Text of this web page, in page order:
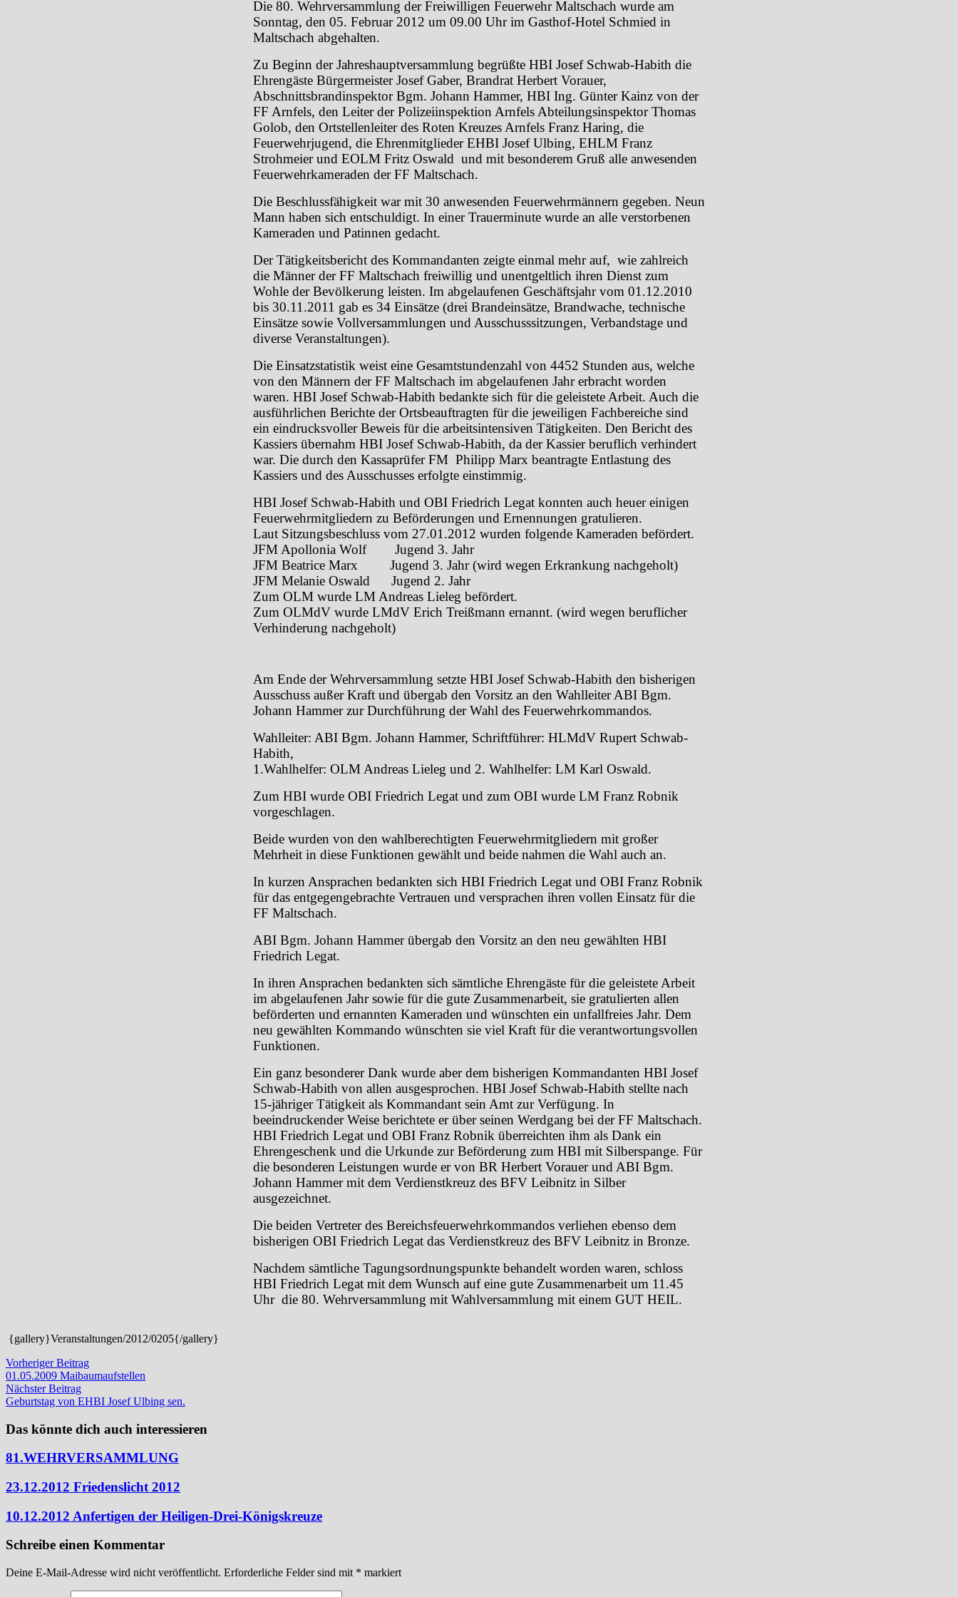
Die 80. Wehrversammlung der Freiwilligen Feuerwehr Maltschach wurde am
Sonntag, den 05. Februar 2012 um 09.00 Uhr im Gasthof-Hotel Schmied in
Maltschach abgehalten.
Zu Beginn der Jahreshauptversammlung begrüßte HBI Josef Schwab-Habith die
Ehrengäste Bürgermeister Josef Gaber, Brandrat Herbert Vorauer,
Abschnittsbrandinspektor Bgm. Johann Hammer, HBI Ing. Günter Kainz von der
FF Arnfels, den Leiter der Polizeiinspektion Arnfels Abteilungsinspektor Thomas
Golob, den Ortstellenleiter des Roten Kreuzes Arnfels Franz Haring, die
Feuerwehrjugend, die Ehrenmitglieder EHBI Josef Ulbing, EHLM Franz
Strohmeier und EOLM Fritz Oswald und mit besonderem Gruß alle anwesenden
Feuerwehrkameraden der FF Maltschach.
Die Beschlussfähigkeit war mit 30 anwesenden Feuerwehrmännern gegeben. Neun
Mann haben sich entschuldigt. In einer Trauerminute wurde an alle verstorbenen
Kameraden und Patinnen gedacht.
Der Tätigkeitsbericht des Kommandanten zeigte einmal mehr auf, wie zahlreich
die Männer der FF Maltschach freiwillig und unentgeltlich ihren Dienst zum
Wohle der Bevölkerung leisten. Im abgelaufenen Geschäftsjahr vom 01.12.2010
bis 30.11.2011 gab es 34 Einsätze (drei Brandeinsätze, Brandwache, technische
Einsätze sowie Vollversammlungen und Ausschusssitzungen, Verbandstage und
diverse Veranstaltungen).
Die Einsatzstatistik weist eine Gesamtstundenzahl von 4452 Stunden aus, welche
von den Männern der FF Maltschach im abgelaufenen Jahr erbracht worden
waren. HBI Josef Schwab-Habith bedankte sich für die geleistete Arbeit. Auch die
ausführlichen Berichte der Ortsbeauftragten für die jeweiligen Fachbereiche sind
ein eindrucksvoller Beweis für die arbeitsintensiven Tätigkeiten. Den Bericht des
Kassiers übernahm HBI Josef Schwab-Habith, da der Kassier beruflich verhindert
war. Die durch den Kassaprüfer FM Philipp Marx beantragte Entlastung des
Kassiers und des Ausschusses erfolgte einstimmig.
HBI Josef Schwab-Habith und OBI Friedrich Legat konnten auch heuer einigen
Feuerwehrmitgliedern zu Beförderungen und Ernennungen gratulieren.
Laut Sitzungsbeschluss vom 27.01.2012 wurden folgende Kameraden befördert.
JFM Apollonia Wolf
Jugend 3. Jahr
JFM Beatrice Marx
Jugend 3. Jahr (wird wegen Erkrankung nachgeholt)
JFM Melanie Oswald
Jugend 2. Jahr
Zum OLM wurde LM Andreas Lieleg befördert.
Zum OLMdV wurde LMdV Erich Treißmann ernannt. (wird wegen beruflicher
Verhinderung nachgeholt)
Am Ende der Wehrversammlung setzte HBI Josef Schwab-Habith den bisherigen
Ausschuss außer Kraft und übergab den Vorsitz an den Wahlleiter ABI Bgm.
Johann Hammer zur Durchführung der Wahl des Feuerwehrkommandos.
Wahlleiter: ABI Bgm. Johann Hammer, Schriftführer: HLMdV Rupert Schwab-
Habith,
1.Wahlhelfer: OLM Andreas Lieleg und 2. Wahlhelfer: LM Karl Oswald.
Zum HBI wurde OBI Friedrich Legat und zum OBI wurde LM Franz Robnik
vorgeschlagen.
Beide wurden von den wahlberechtigten Feuerwehrmitgliedern mit großer
Mehrheit in diese Funktionen gewählt und beide nahmen die Wahl auch an.
In kurzen Ansprachen bedankten sich HBI Friedrich Legat und OBI Franz Robnik
für das entgegengebrachte Vertrauen und versprachen ihren vollen Einsatz für die
FF Maltschach.
ABI Bgm. Johann Hammer übergab den Vorsitz an den neu gewählten HBI
Friedrich Legat.
In ihren Ansprachen bedankten sich sämtliche Ehrengäste für die geleistete Arbeit
im abgelaufenen Jahr sowie für die gute Zusammenarbeit, sie gratulierten allen
beförderten und ernannten Kameraden und wünschten ein unfallfreies Jahr. Dem
neu gewählten Kommando wünschten sie viel Kraft für die verantwortungsvollen
Funktionen.
Ein ganz besonderer Dank wurde aber dem bisherigen Kommandanten HBI Josef
Schwab-Habith von allen ausgesprochen. HBI Josef Schwab-Habith stellte nach
15-jähriger Tätigkeit als Kommandant sein Amt zur Verfügung. In
beeindruckender Weise berichtete er über seinen Werdgang bei der FF Maltschach.
HBI Friedrich Legat und OBI Franz Robnik überreichten ihm als Dank ein
Ehrengeschenk und die Urkunde zur Beförderung zum HBI mit Silberspange. Für
die besonderen Leistungen wurde er von BR Herbert Vorauer und ABI Bgm.
Johann Hammer mit dem Verdienstkreuz des BFV Leibnitz in Silber
ausgezeichnet.
Die beiden Vertreter des Bereichsfeuerwehrkommandos verliehen ebenso dem
bisherigen OBI Friedrich Legat das Verdienstkreuz des BFV Leibnitz in Bronze.
Nachdem sämtliche Tagungsordnungspunkte behandelt worden waren, schloss
HBI Friedrich Legat mit dem Wunsch auf eine gute Zusammenarbeit um 11.45
Uhr die 80. Wehrversammlung mit Wahlversammlung mit einem GUT HEIL.
{gallery}Veranstaltungen/2012/0205{/gallery}
Beitragsnavigation
Vorheriger BeitragVorheriger
Beitrag:
01.05.2009 Maibaumaufstellen
Nächster BeitragNächster
Beitrag:
Geburtstag von EHBI Josef Ulbing sen.
Das könnte dich auch interessieren
81.WEHRVERSAMMLUNG
23.12.2012 Friedenslicht 2012
10.12.2012 Anfertigen der Heiligen-Drei-Königskreuze
Schreibe einen Kommentar
Deine E-Mail-Adresse wird nicht veröffentlicht. Erforderliche Felder sind mit * markiert